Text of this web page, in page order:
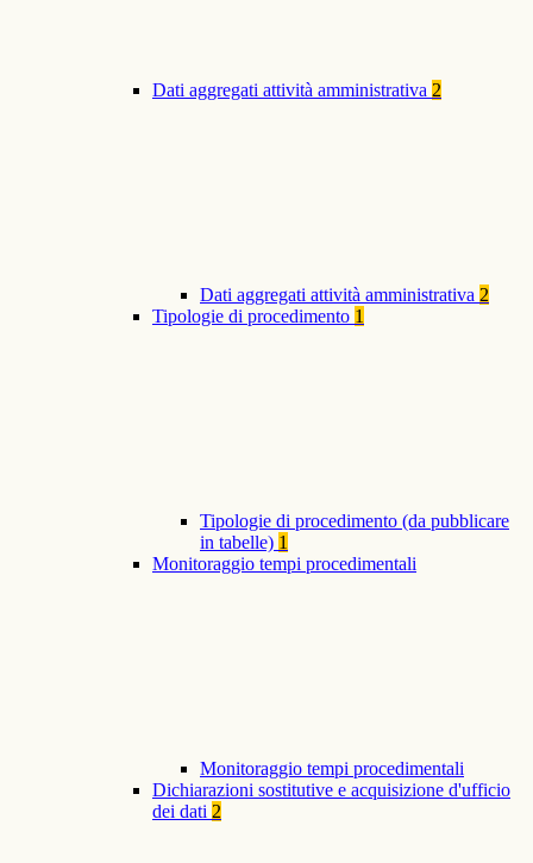
Dati aggregati attività amministrativa 2
Dati aggregati attività amministrativa 2
Tipologie di procedimento 1
Tipologie di procedimento (da pubblicare
in tabelle) 1
Monitoraggio tempi procedimentali
Monitoraggio tempi procedimentali
Dichiarazioni sostitutive e acquisizione d'ufficio
dei dati 2